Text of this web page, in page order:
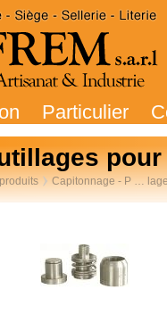
Particulier
pour
Capitonnage - P …